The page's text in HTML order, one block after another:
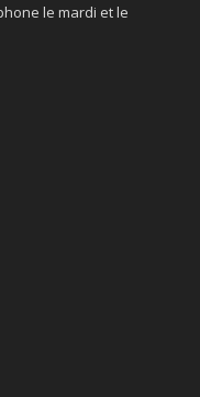
le mardi et le